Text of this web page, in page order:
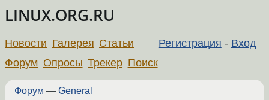
LINUX.ORG.RU
Регистрация - Вход
Новости Галерея Статьи
Форум Опросы Трекер Поиск
Форум — General